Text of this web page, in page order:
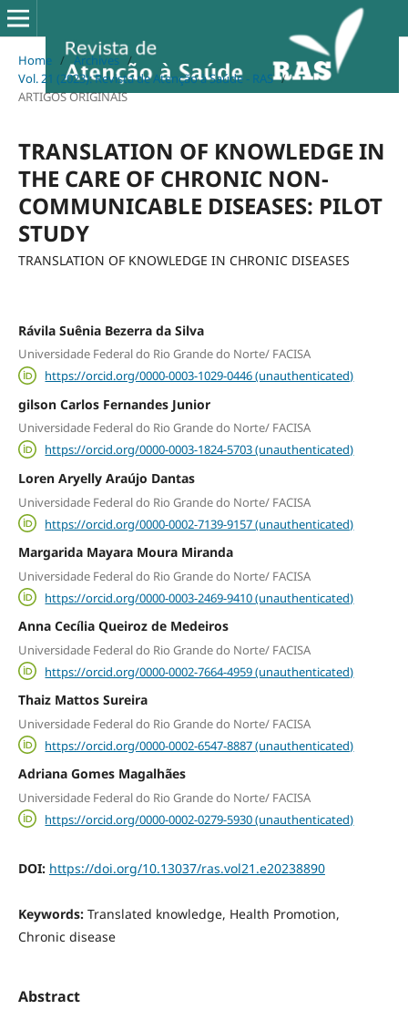
Home / Archives /
Vol. 21 (2023): Revista de Atenção à Saúde - RAS /
ARTIGOS ORIGINAIS
TRANSLATION OF KNOWLEDGE IN
THE CARE OF CHRONIC NON-
COMMUNICABLE DISEASES: PILOT
STUDY
TRANSLATION OF KNOWLEDGE IN CHRONIC DISEASES
Rávila Suênia Bezerra da Silva
Universidade Federal do Rio Grande do Norte/ FACISA
https://orcid.org/0000-0003-1029-0446 (unauthenticated)
gilson Carlos Fernandes Junior
Universidade Federal do Rio Grande do Norte/ FACISA
https://orcid.org/0000-0003-1824-5703 (unauthenticated)
Loren Aryelly Araújo Dantas
Universidade Federal do Rio Grande do Norte/ FACISA
https://orcid.org/0000-0002-7139-9157 (unauthenticated)
Margarida Mayara Moura Miranda
Universidade Federal do Rio Grande do Norte/ FACISA
https://orcid.org/0000-0003-2469-9410 (unauthenticated)
Anna Cecília Queiroz de Medeiros
Universidade Federal do Rio Grande do Norte/ FACISA
https://orcid.org/0000-0002-7664-4959 (unauthenticated)
Thaiz Mattos Sureira
Universidade Federal do Rio Grande do Norte/ FACISA
https://orcid.org/0000-0002-6547-8887 (unauthenticated)
Adriana Gomes Magalhães
Universidade Federal do Rio Grande do Norte/ FACISA
https://orcid.org/0000-0002-0279-5930 (unauthenticated)
DOI: https://doi.org/10.13037/ras.vol21.e20238890
Keywords: Translated knowledge, Health Promotion,
Chronic disease
Abstract